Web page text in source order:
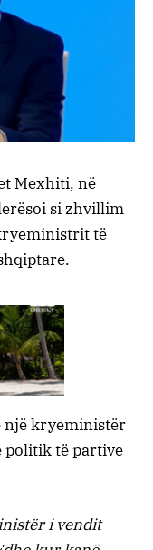
Mexhiti, në
si zhvillim
të
një kryeministër
politik të partive
i vendit